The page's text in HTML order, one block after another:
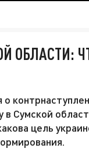
ОБЛАСТИ:
Сумской
цель